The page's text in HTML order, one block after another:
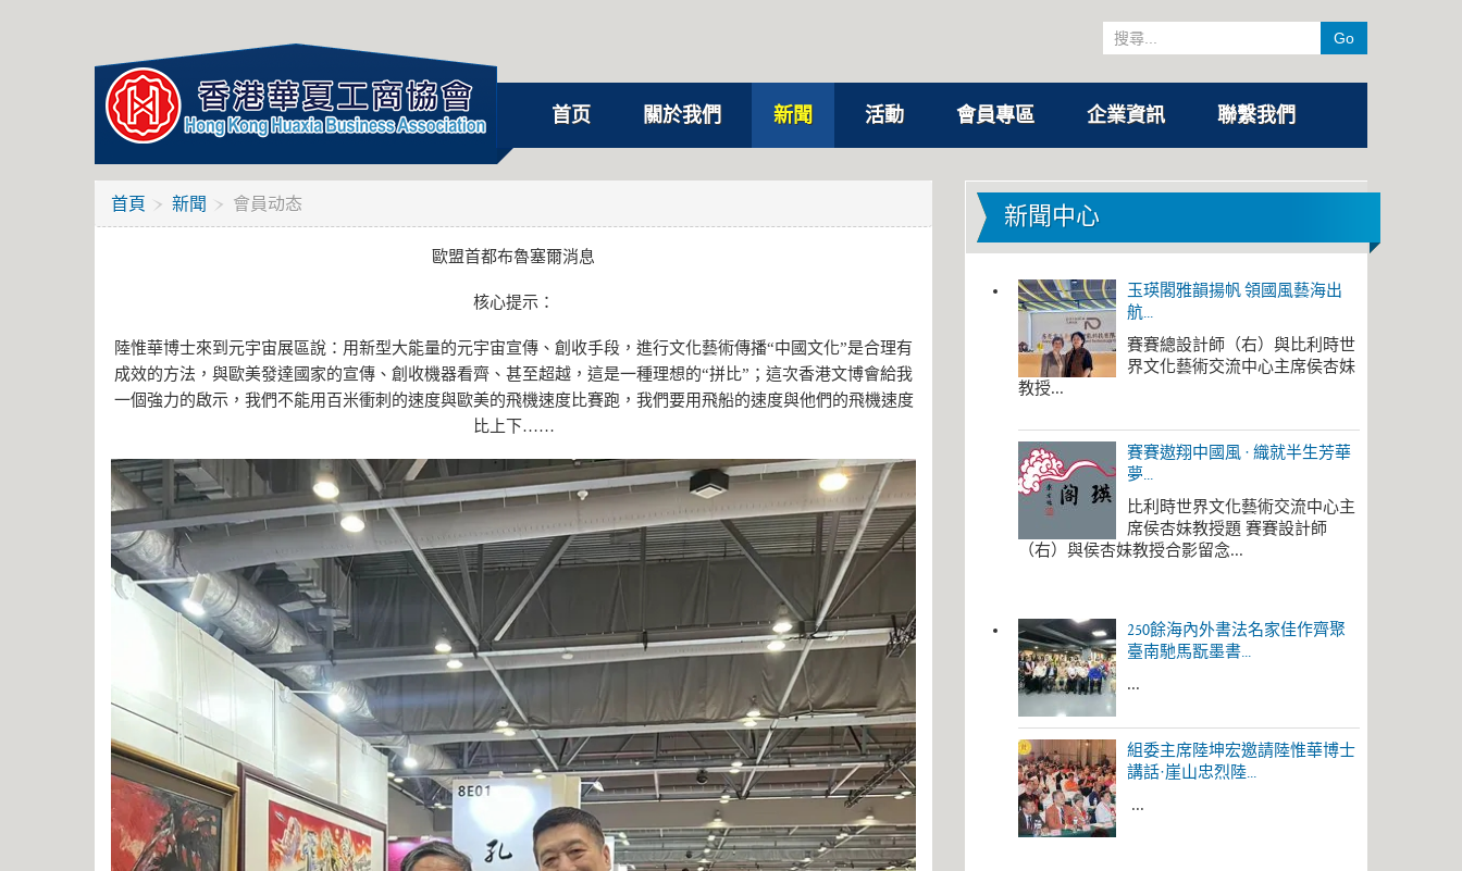
Go
首页 關於我們 新聞 活動 會員專區 企業資訊 聯繫我們
首頁 新聞 會員动态
歐盟首都布魯塞爾消息
核心提示：
陸惟華博士來到元宇宙展區說：用新型大能量的元宇宙宣傳、創收手段，進行文化藝術傳播“中國文化”是合理有
成效的方法，與歐美發達國家的宣傳、創收機器看齊、甚至超越，這是一種理想的“拼比”；這次香港文博會給我
一個強力的啟示，我們不能用百米衝刺的速度與歐美的飛機速度比賽跑，我們要用飛船的速度與他們的飛機速度
比上下……
新聞中心
玉瑛閣雅韻揚帆 領國風藝海出
航...
賽賽總設計師（右）與比利時世
界文化藝術交流中心主席侯杏妹
教授...
賽賽遨翔中國風 · 織就半生芳華
夢...
比利時世界文化藝術交流中心主
席侯杏妹教授題 賽賽設計師
（右）與侯杏妹教授合影留念...
250餘海內外書法名家佳作齊聚
臺南馳馬翫墨書...
...
組委主席陸坤宏邀請陸惟華博士
講話·崖山忠烈陸...
...